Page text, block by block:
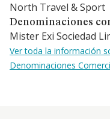
North Travel & Sport
Denominaciones
Mister Exi Sociedad
Ver toda la información
Denominaciones